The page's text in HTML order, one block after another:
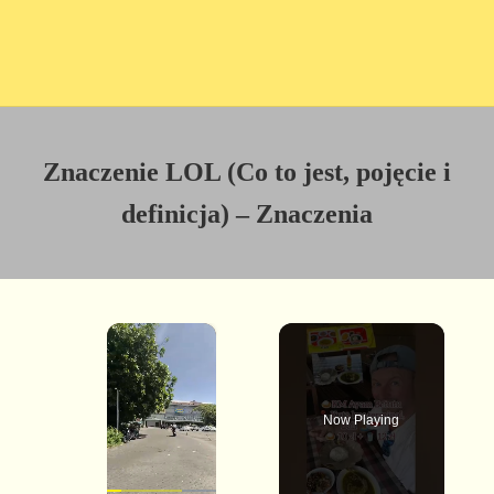
Znaczenie LOL (Co to jest, pojęcie i
definicja) – Znaczenia
×
Now Playing